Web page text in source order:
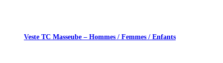
Veste TC Masseube – Hommes / Femmes / Enfants